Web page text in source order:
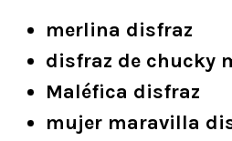
merlina disfraz
disfraz de chucky
Maléfica disfraz
mujer maravilla